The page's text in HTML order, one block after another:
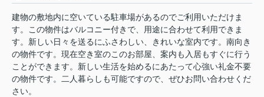
建物の敷地内に空いている駐車場があるのでご利用いただけま
す。この物件はバルコニー付きで、用途に合わせて利用できま
す。新しい日々を送るにふさわしい、きれいな室内です。南向き
の物件です。現在空き室のこのお部屋、案内も入居もすぐに行う
ことができます。新しい生活を始めるにあたって心強い礼金不要
の物件です。二人暮らしも可能ですので、ぜひお問い合わせくだ
さい。